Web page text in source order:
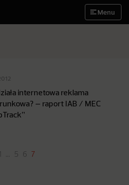
Menu
internetowa reklama
– raport IAB / MEC
… 5 6 7